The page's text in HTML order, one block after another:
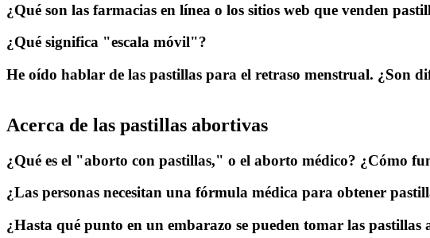
¿Qué son las farmacias en línea o los sitios web que venden
¿Qué significa "escala móvil"?
He oído hablar de las pastillas para el retraso menstrual. ¿Son
Acerca de las pastillas abortivas
¿Qué es el "aborto con pastillas," o el aborto médico? ¿Cómo
¿Las personas necesitan una fórmula médica para obtener
¿Hasta qué punto en un embarazo se pueden tomar las pastillas